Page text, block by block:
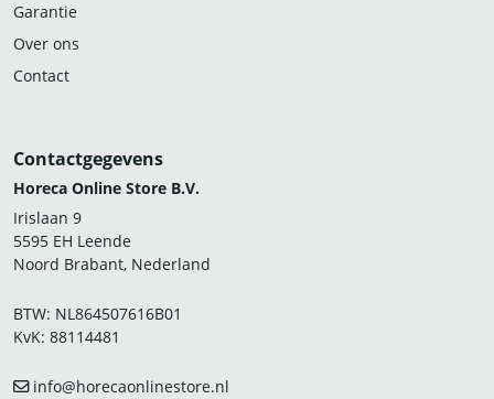
Garantie
Over ons
Contact
Contactgegevens
Horeca Online Store B.V.
Irislaan 9
5595 EH Leende
Noord Brabant, Nederland
BTW: NL864507616B01
KvK: 88114481
info@horecaonlinestore.nl